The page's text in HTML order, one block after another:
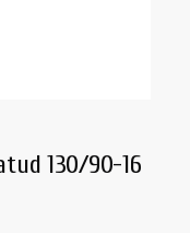
130/90-16